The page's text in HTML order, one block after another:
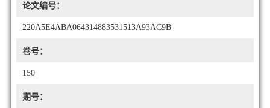
论文编号：
220A5E4ABA064314883531513A93AC9B
卷号：
150
期号：